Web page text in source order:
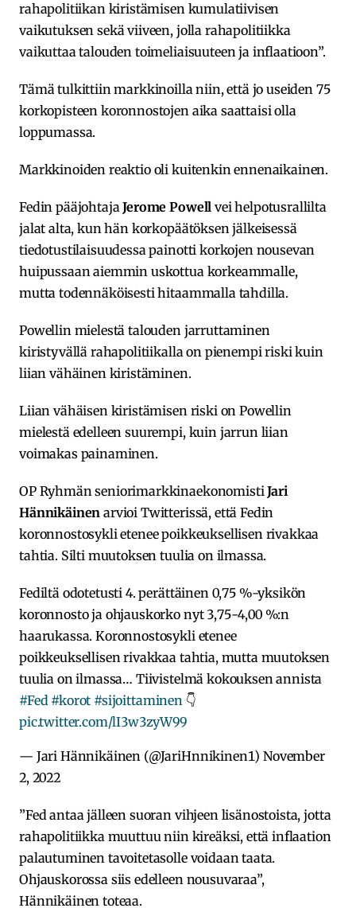
rahapolitiikan kiristämisen kumulatiivisen
vaikutuksen sekä viiveen, jolla rahapolitiikka
vaikuttaa talouden toimeliaisuuteen ja inflaatioon”.
Tämä tulkittiin markkinoilla niin, että jo useiden 75
korkopisteen koronnostojen aika saattaisi olla
loppumassa.
Markkinoiden reaktio oli kuitenkin ennenaikainen.
Fedin pääjohtajaJerome Powell vei helpotusrallilta
jalat alta, kun hän korkopäätöksen jälkeisessä
tiedotustilaisuudessa painotti korkojen nousevan
huipussaan aiemmin uskottua korkeammalle,
mutta todennäköisesti hitaammalla tahdilla.
Powellin mielestä talouden jarruttaminen
kiristyvällä rahapolitiikalla on pienempi riski kuin
liian vähäinen kiristäminen.
Liian vähäisen kiristämisen riski on Powellin
mielestä edelleen suurempi, kuin jarrun liian
voimakas painaminen.
OP Ryhmän seniorimarkkinaekonomistiJari
Hännikäinen arvioi Twitterissä, että Fedin
koronnostosykli etenee poikkeuksellisen rivakkaa
tahtia. Silti muutoksen tuulia on ilmassa.
Fediltä odotetusti 4. perättäinen 0,75 %-yksikön
koronnosto ja ohjauskorko nyt 3,75-4,00 %:n
haarukassa. Koronnostosykli etenee
poikkeuksellisen rivakkaa tahtia, mutta muutoksen
tuulia on ilmassa… Tiivistelmä kokouksen annista
#Fed #korot #sijoittaminen👇
pic.twitter.com/lI3w3zyW99
— Jari Hännikäinen (@JariHnnikinen1)November
2, 2022
”Fed antaa jälleen suoran vihjeen lisänostoista, jotta
rahapolitiikka muuttuu niin kireäksi, että inflaation
palautuminen tavoitetasolle voidaan taata.
Ohjauskorossa siis edelleen nousuvaraa”,
Hännikäinen toteaa.